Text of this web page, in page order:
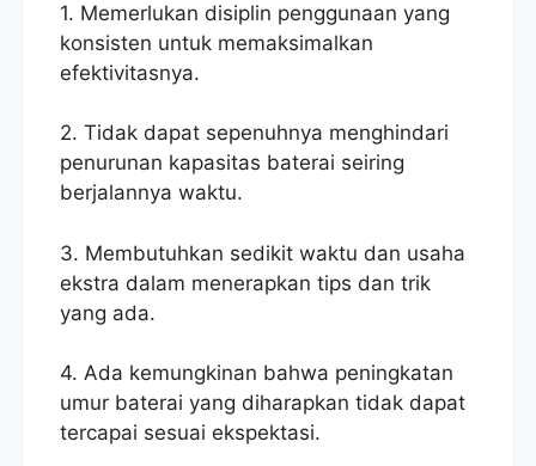
1. Memerlukan disiplin penggunaan yang
konsisten untuk memaksimalkan
efektivitasnya.
2. Tidak dapat sepenuhnya menghindari
penurunan kapasitas baterai seiring
berjalannya waktu.
3. Membutuhkan sedikit waktu dan usaha
ekstra dalam menerapkan tips dan trik
yang ada.
4. Ada kemungkinan bahwa peningkatan
umur baterai yang diharapkan tidak dapat
tercapai sesuai ekspektasi.